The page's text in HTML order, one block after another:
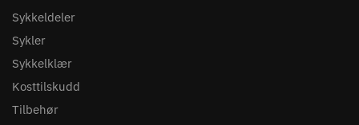
Sykkeldeler
Sykler
Sykkelklær
Kosttilskudd
Tilbehør